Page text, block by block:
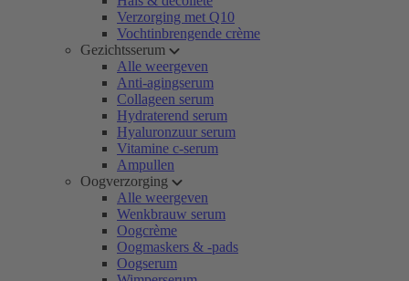
Verzorging met Q10
Vochtinbrengende crème
Gezichtsserum
Alle weergeven
Anti-agingserum
Collageen serum
Hydraterend serum
Hyaluronzuur serum
Vitamine c-serum
Ampullen
Oogverzorging
Alle weergeven
Wenkbrauw serum
Oogcrème
Oogmaskers & -pads
Oogserum